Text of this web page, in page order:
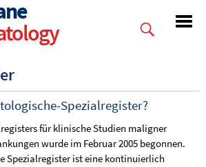
Spezialregister?
für klinische Studien maligner
wurde im Februar 2005 begonnen.
Spezialregister ist eine kontinuierlich